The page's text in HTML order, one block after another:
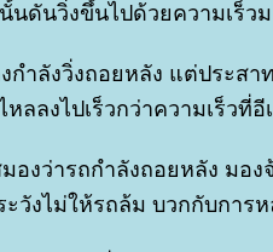
ดันวิ่งขึ้นไปด้วยความเร็วม
ำลังวิ่งถอยหลัง แต่ประสาท
ลงไปเร็วกว่าความเร็วที่
งว่ารถกำลังถอยหลัง มอ
ะวังไม่ให้รถล้ม บวกกับกา